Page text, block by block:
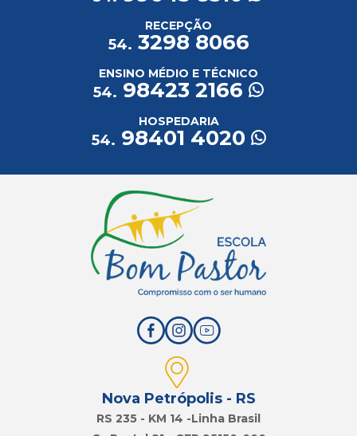
RECEPÇÃO
54. 3298 8066
ENSINO MÉDIO E TÉCNICO
54. 98423 2166
HOSPEDARIA
54. 98401 4020
Nova Petrópolis - RS
RS 235 - KM 14 -Linha Brasil